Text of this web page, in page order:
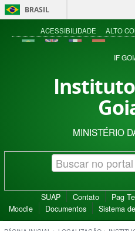
BRASIL
ACESSIBILIDADE ALTO
IF
MINISTÉRIO
SUAP Contato Pag
Moodle
Documentos Sistema